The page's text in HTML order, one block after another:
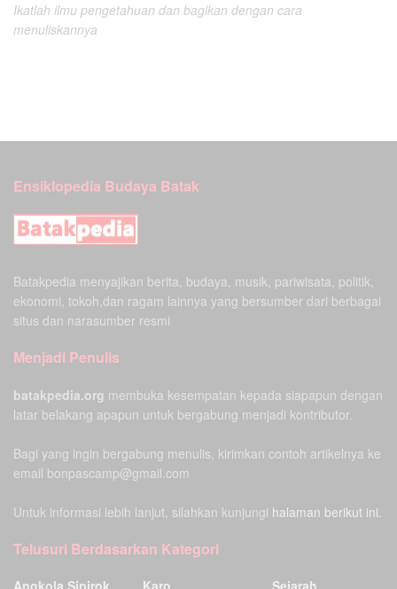
Ikatlah ilmu pengetahuan dan bagikan dengan cara
menuliskannya
Ensiklopedia Budaya Batak
Batakpedia menyajikan berita, budaya, musik, pariwisata, politik,
ekonomi, tokoh,dan ragam lainnya yang bersumber dari berbagai
situs dan narasumber resmi
Menjadi Penulis
batakpedia.org membuka kesempatan kepada siapapun dengan
latar belakang apapun untuk bergabung menjadi kontributor.
Bagi yang ingin bergabung menulis, kirimkan contoh artikelnya ke
email bonpascamp@gmail.com
Untuk informasi lebih lanjut, silahkan kunjungi halaman berikut ini.
Telusuri Berdasarkan Kategori